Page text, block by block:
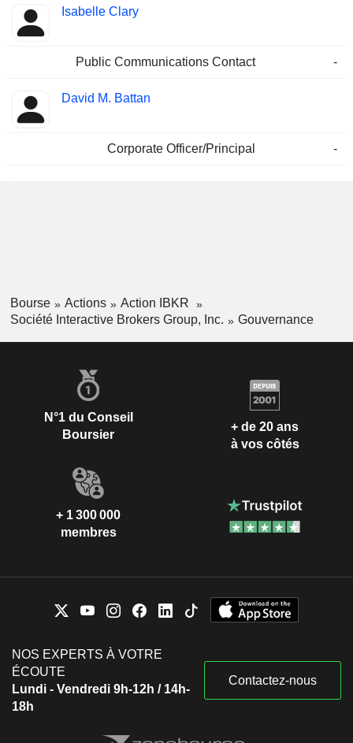
Isabelle Clary
Public Communications Contact -
David M. Battan
Corporate Officer/Principal -
Bourse Actions
Action IBKR
Société Interactive Brokers Group, Inc.
Gouvernance
N°1 du Conseil
Boursier
+ de 20 ans
à vos côtés
+ 1 300 000
membres
NOS EXPERTS À VOTRE
ÉCOUTE
Lundi - Vendredi 9h-12h / 14h-
18h
Contactez-nous